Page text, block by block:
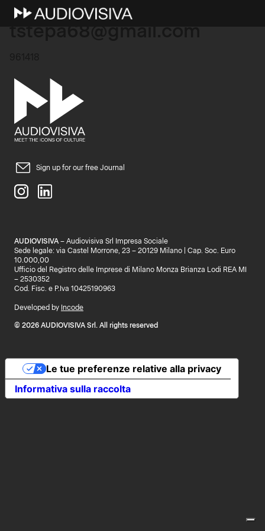
11 Ottobre 2025
Sign up for our free Journal
AUDIOVISIVA – Audiovisiva Srl Impresa Sociale
Sede legale: via Castel Morrone, 23 – 20129 Milano | Cap. Soc. Euro
10.000,00
Ufficio del Registro delle Imprese di Milano Monza Brianza Lodi REA MI
– 2530352
Cod. Fisc. e P.Iva 10425190963
Developed by Incode
© 2026 AUDIOVISIVA Srl. All rights reserved
Informativa sulla raccolta
Le tue preferenze relative alla privacy